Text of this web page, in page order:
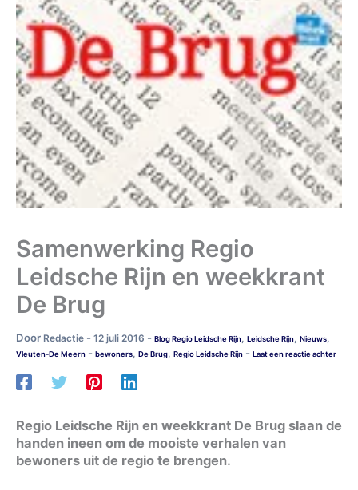
Samenwerking Regio
Leidsche Rijn en weekkrant
De Brug
Door Redactie - 12 juli 2016 - Blog Regio Leidsche Rijn, Leidsche Rijn, Nieuws,
Vleuten-De Meern - bewoners, De Brug, Regio Leidsche Rijn - Laat een reactie achter
Regio Leidsche Rijn en weekkrant De Brug slaan de
handen ineen om de mooiste verhalen van
bewoners uit de regio te brengen.